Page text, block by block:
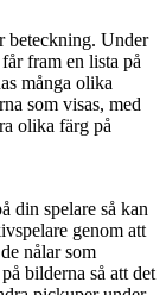
beteckning. Under
fram en lista på
många olika
som visas, med
olika färg på
din spelare så kan
genom att
nålar som
bilderna så att det